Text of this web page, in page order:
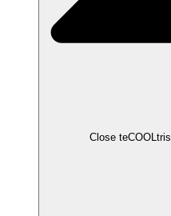
Close teCOOLtris